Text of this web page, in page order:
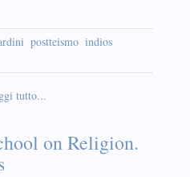
postteismo indios
tutto...
on Religion.